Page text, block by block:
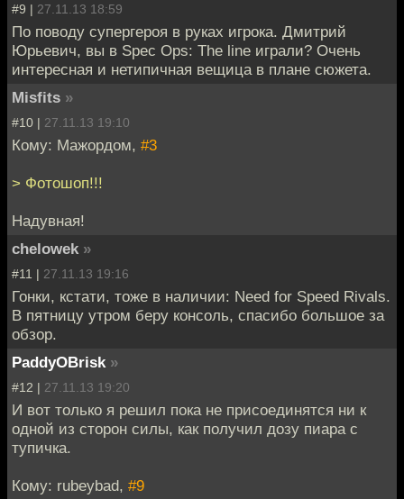
#9 | 27.11.13 18:59
По поводу супергероя в руках игрока. Дмитрий
Юрьевич, вы в Spec Ops: The line играли? Очень
интересная и нетипичная вещица в плане сюжета.
Misfits »
#10 | 27.11.13 19:10
Кому: Мажордом, #3
> Фотошоп!!!
Надувная!
chelowek »
#11 | 27.11.13 19:16
Гонки, кстати, тоже в наличии: Need for Speed Rivals.
В пятницу утром беру консоль, спасибо большое за
обзор.
PaddyOBrisk »
#12 | 27.11.13 19:20
И вот только я решил пока не присоединятся ни к
одной из сторон силы, как получил дозу пиара с
тупичка.
Кому: rubeybad, #9